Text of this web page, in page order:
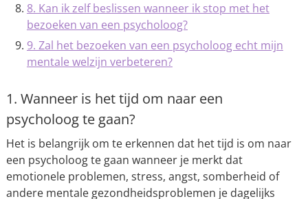
8. Kan ik zelf beslissen wanneer ik stop met het
bezoeken van een psycholoog?
9. Zal het bezoeken van een psycholoog echt mijn
mentale welzijn verbeteren?
1. Wanneer is het tijd om naar een
psycholoog te gaan?
Het is belangrijk om te erkennen dat het tijd is om naar
een psycholoog te gaan wanneer je merkt dat
emotionele problemen, stress, angst, somberheid of
andere mentale gezondheidsproblemen je dagelijks